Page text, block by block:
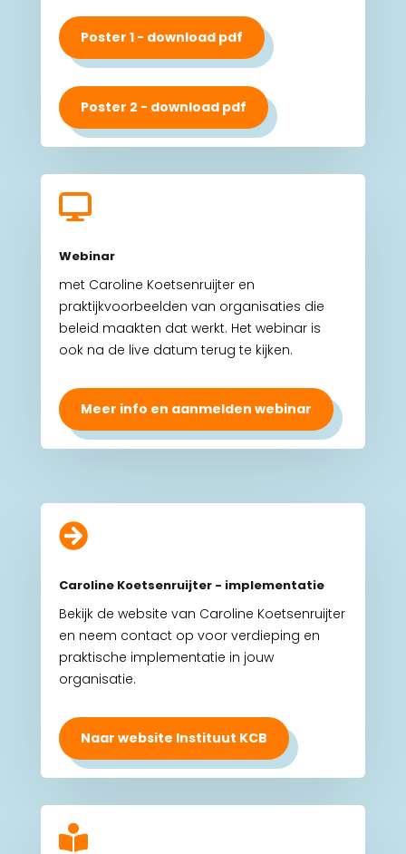
Poster 1 - download pdf
Poster 2 - download pdf

Webinar
met Caroline Koetsenruijter en
praktijkvoorbeelden van organisaties die
beleid maakten dat werkt. Het webinar is
ook na de live datum terug te kijken.
Meer info en aanmelden webinar

Caroline Koetsenruijter - implementatie
Bekijk de website van Caroline Koetsenruijter
en neem contact op voor verdieping en
praktische implementatie in jouw
organisatie.
Naar website Instituut KCB
